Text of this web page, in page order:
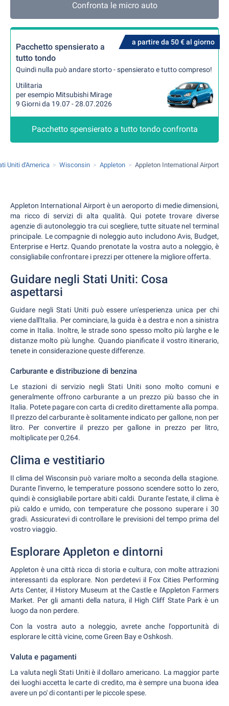
Confronta le micro auto
a partire da 50 € al giorno
Pacchetto spensierato a
tutto tondo
Quindi nulla può andare storto - spensierato e tutto compreso!
Utilitaria
per esempio Mitsubishi Mirage
9 Giorni da 19.07 - 28.07.2026
Pacchetto spensierato a tutto tondo confronta
Uniti d'America Wisconsin Appleton Appleton International Airport
Appleton International Airport è un aeroporto di medie dimensioni,
ma ricco di servizi di alta qualità. Qui potete trovare diverse
agenzie di autonoleggio tra cui scegliere, tutte situate nel terminal
principale. Le compagnie di noleggio auto includono Avis, Budget,
Enterprise e Hertz. Quando prenotate la vostra auto a noleggio, è
consigliabile confrontare i prezzi per ottenere la migliore offerta.
Guidare negli Stati Uniti: Cosa
aspettarsi
Guidare negli Stati Uniti può essere un'esperienza unica per chi
viene dall'Italia. Per cominciare, la guida è a destra e non a sinistra
come in Italia. Inoltre, le strade sono spesso molto più larghe e le
distanze molto più lunghe. Quando pianificate il vostro itinerario,
tenete in considerazione queste differenze.
Carburante e distribuzione di benzina
Le stazioni di servizio negli Stati Uniti sono molto comuni e
generalmente offrono carburante a un prezzo più basso che in
Italia. Potete pagare con carta di credito direttamente alla pompa.
Il prezzo del carburante è solitamente indicato per gallone, non per
litro. Per convertire il prezzo per gallone in prezzo per litro,
moltiplicate per 0,264.
Clima e vestitiario
Il clima del Wisconsin può variare molto a seconda della stagione.
Durante l'inverno, le temperature possono scendere sotto lo zero,
quindi è consigliabile portare abiti caldi. Durante l'estate, il clima è
più caldo e umido, con temperature che possono superare i 30
gradi. Assicuratevi di controllare le previsioni del tempo prima del
vostro viaggio.
Esplorare Appleton e dintorni
Appleton è una città ricca di storia e cultura, con molte attrazioni
interessanti da esplorare. Non perdetevi il Fox Cities Performing
Arts Center, il History Museum at the Castle e l'Appleton Farmers
Market. Per gli amanti della natura, il High Cliff State Park è un
luogo da non perdere.
Con la vostra auto a noleggio, avrete anche l'opportunità di
esplorare le città vicine, come Green Bay e Oshkosh.
Valuta e pagamenti
La valuta negli Stati Uniti è il dollaro americano. La maggior parte
dei luoghi accetta le carte di credito, ma è sempre una buona idea
avere un po' di contanti per le piccole spese.